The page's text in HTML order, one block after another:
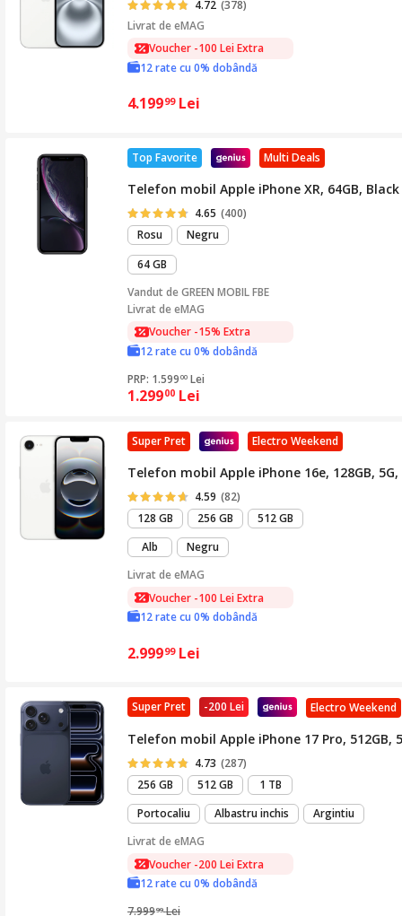
4.72 (378)
Livrat deeMAG
Voucher -100 Lei Extra
12 rate cu 0% dobândă
4.19999 Lei
Multi Deals
Top Favorite
Telefon mobil Apple iPhone XR, 64GB, Black
4.65 (400)
Rosu
Negru
64 GB
Vandut deGREEN MOBIL FBE
Livrat de eMAG
Voucher -15% Extra
12 rate cu 0% dobândă
PRP: 1.599 00 Lei
1.29900 Lei
Electro Weekend
Super Pret
Telefon mobil Apple iPhone 16e, 128GB,
4.59 (82)
128 GB
256 GB
512 GB
Alb
Negru
Livrat deeMAG
Voucher -100 Lei Extra
12 rate cu 0% dobândă
2.99999 Lei
Electro Weekend
-200 Lei
Super Pret
Telefon mobil Apple iPhone 17 Pro, 512GB,
4.73 (287)
256 GB
512 GB
1 TB
Portocaliu
Albastru inchis
Argintiu
Livrat deeMAG
Voucher -200 Lei Extra
12 rate cu 0% dobândă
7.99999 Lei